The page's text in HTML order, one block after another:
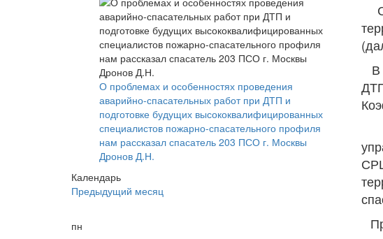
О проблемах и особенностях проведения
аварийно-спасательных работ при ДТП и
подготовке будущих высококвалифицированных
специалистов пожарно-спасательного профиля
нам рассказал спасатель 203 ПСО г. Москвы
Дронов Д.Н.
Календарь
Предыдущий месяц
пн
В